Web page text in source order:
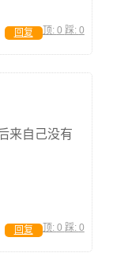
顶: 0 踩: 0
回复
来自己没有
顶: 0 踩: 0
回复